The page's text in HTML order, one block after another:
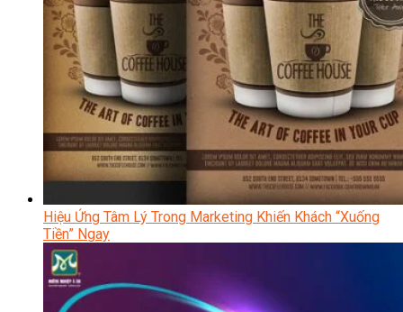
Hiệu Ứng Tâm Lý Trong Marketing Khiến Khách “Xuống
Tiền” Ngay